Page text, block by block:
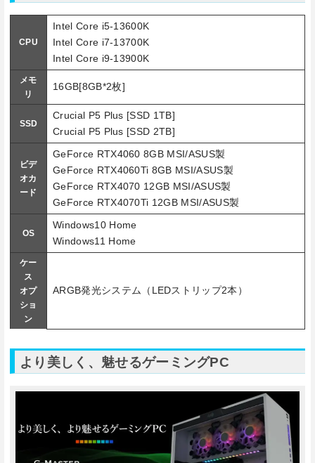
CPU
Intel Core i5-13600K
Intel Core i7-13700K
Intel Core i9-13900K
メモ
リ
16GB[8GB*2枚]
SSD
Crucial P5 Plus [SSD 1TB]
Crucial P5 Plus [SSD 2TB]
ビデ
オカ
ード
GeForce RTX4060 8GB MSI/ASUS製
GeForce RTX4060Ti 8GB MSI/ASUS製
GeForce RTX4070 12GB MSI/ASUS製
GeForce RTX4070Ti 12GB MSI/ASUS製
OS
Windows10 Home
Windows11 Home
ケー
ス
オプ
ショ
ン
ARGB発光システム（LEDストリップ2本）
より美しく、魅せるゲーミングPC